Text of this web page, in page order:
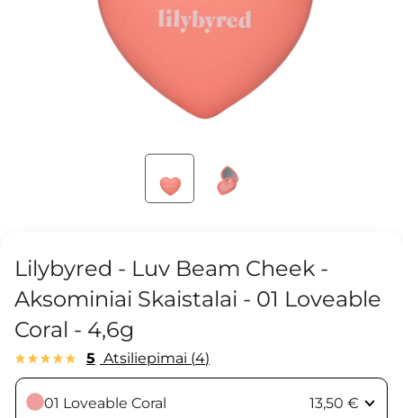
Lilybyred - Luv Beam Cheek -
Aksominiai Skaistalai - 01 Loveable
Coral - 4,6g
5 Atsiliepimai 4
01 Loveable Coral 13,50 €